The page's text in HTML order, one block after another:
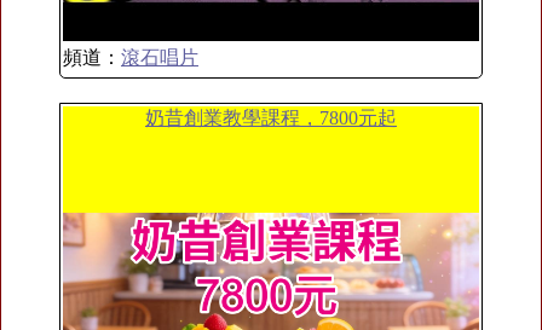
頻道： 滾石唱片
奶昔創業教學課程，7800元起